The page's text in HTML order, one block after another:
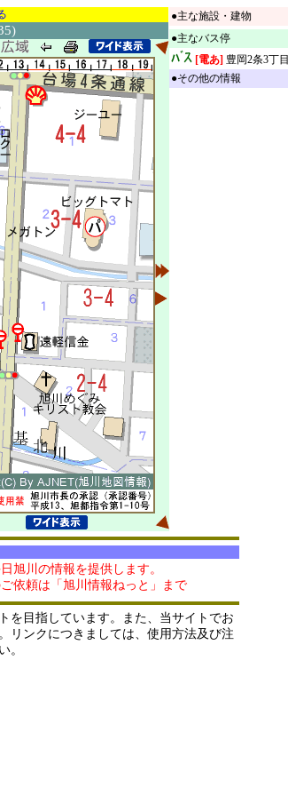
●主な施設・建物
●主なバス停
[電あ] 豊岡2条3丁目
●その他の情報
旭川の情報を提供します。
依頼は「旭川情報ねっと」まで
を目指しています。また、当サイトでお
リンクにつきましては、使用方法及び注
。